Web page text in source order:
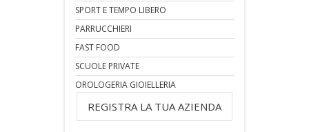
SPORT E TEMPO LIBERO
PARRUCCHIERI
FAST FOOD
SCUOLE PRIVATE
OROLOGERIA GIOIELLERIA
REGISTRA LA TUA AZIENDA